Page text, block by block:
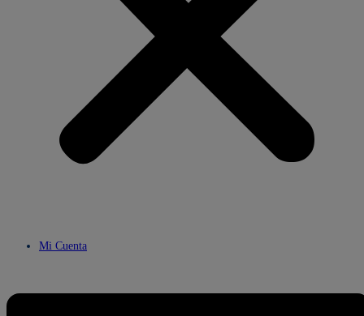
Mi Cuenta